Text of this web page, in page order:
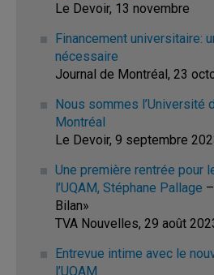
Le Devoir, 13 novembre
Financement universitaire:
nécessaire
Journal de Montréal, 23
Nous sommes l’Université
Montréal
Le Devoir, 9 septembre
Une première rentrée pour
l’UQAM, Stéphane Pallage
Bilan»
TVA Nouvelles, 29 août
Entrevue intime avec le
l’UQAM